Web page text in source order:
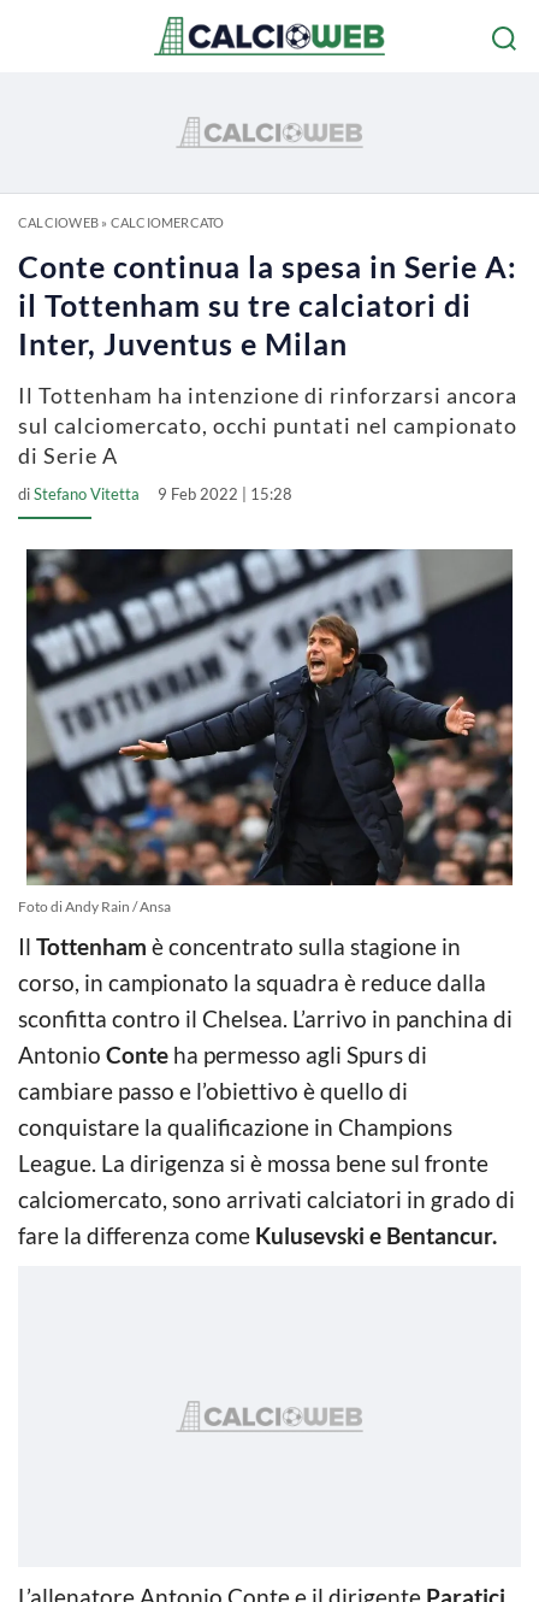
CALCIOWEB» CALCIOMERCATO
Conte continua la spesa in Serie A:
il Tottenham su tre calciatori di
Inter, Juventus e Milan
Il Tottenham ha intenzione di rinforzarsi ancora
sul calciomercato, occhi puntati nel campionato
di Serie A
diStefano Vitetta 9 Feb 2022 | 15:28
Foto di Andy Rain / Ansa
Il Tottenham è concentrato sulla stagione in
corso, in campionato la squadra è reduce dalla
sconfitta contro il Chelsea. L’arrivo in panchina di
Antonio Conte ha permesso agli Spurs di
cambiare passo e l’obiettivo è quello di
conquistare la qualificazione in Champions
League. La dirigenza si è mossa bene sul fronte
calciomercato, sono arrivati calciatori in grado di
fare la differenza come Kulusevski e Bentancur.
L’allenatore Antonio Conte e il dirigente Paratici